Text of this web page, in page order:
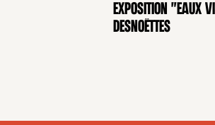
Exposition "Eaux
Desnoëttes